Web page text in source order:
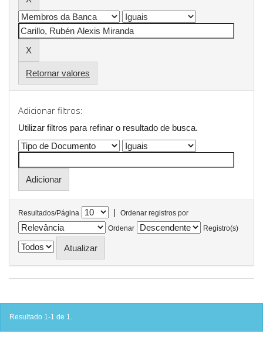
Retornar valores
Adicionar filtros:
Utilizar filtros para refinar o resultado de busca.
Resultados/Página |
Ordenar registros por
Ordenar
Registro(s)
Resultado 1-1 de 1.